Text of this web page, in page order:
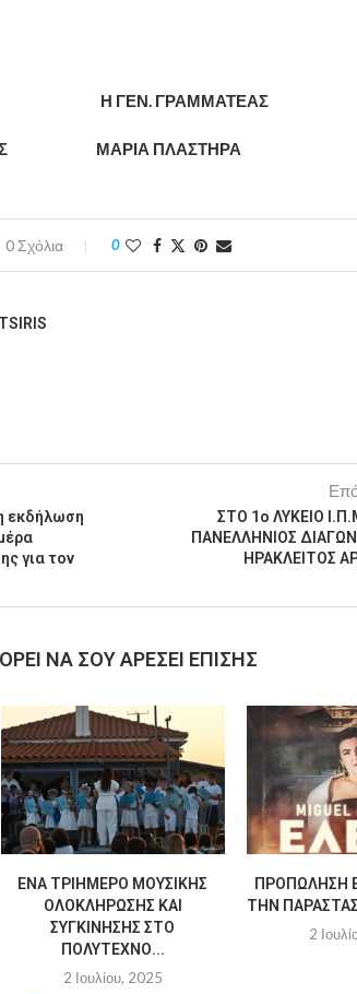
ΓΡΑΜΜΑΤΕΑΣ
ΜΑΡΙΑ ΠΛΑΣΤΗΡΑ
0 Σχόλια 0
εκδήλωση
για τον
ΣΤΟ 1ο ΛΥΚΕΙΟ
ΠΑΝΕΛΛΗΝΙΟΣ
ΗΡΑΚΛΕΙΤΟΣ
ΝΑ ΣΟΥ ΑΡΈΣΕΙ ΕΠΊΣΗΣ
ΈΝΑ ΤΡΙΉΜΕΡΟ ΜΟΥΣΙΚΉΣ
ΟΛΟΚΛΉΡΩΣΗΣ ΚΑΙ
ΣΥΓΚΊΝΗΣΗΣ ΣΤΟ
ΠΟΛΎΤΕΧΝΟ...
2 Ιουλίου, 2025
ΠΡΟΠΏΛΗΣΗ
ΤΗΝ
2